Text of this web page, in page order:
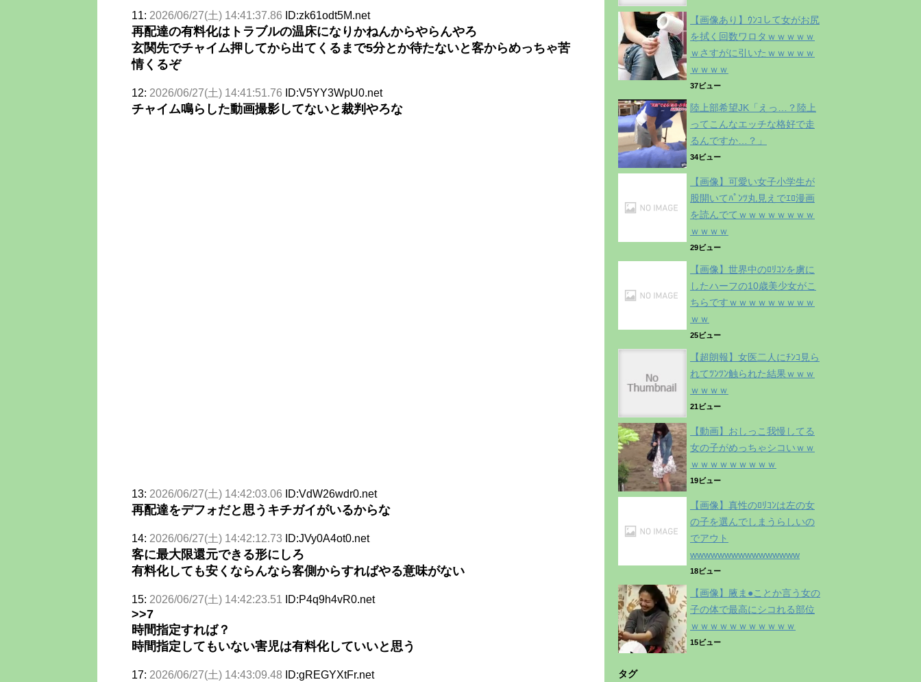
11: 2026/06/27(土) 14:41:37.86 ID:zk61odt5M.net
再配達の有料化はトラブルの温床になりかねんからやらんやろ
玄関先でチャイム押してから出てくるまで5分とか待たないと客からめっちゃ苦
情くるぞ
12: 2026/06/27(土) 14:41:51.76 ID:V5YY3WpU0.net
チャイム鳴らした動画撮影してないと裁判やろな
13: 2026/06/27(土) 14:42:03.06 ID:VdW26wdr0.net
再配達をデフォだと思うキチガイがいるからな
14: 2026/06/27(土) 14:42:12.73 ID:JVy0A4ot0.net
客に最大限還元できる形にしろ
有料化しても安くならんなら客側からすればやる意味がない
15: 2026/06/27(土) 14:42:23.51 ID:P4q9h4vR0.net
>>7
時間指定すれば？
時間指定してもいない害児は有料化していいと思う
17: 2026/06/27(土) 14:43:09.48 ID:gREGYXtFr.net
【画像あり】ｳﾝｺして女がお尻
を拭く回数ワロタｗｗｗｗｗ
ｗさすがに引いたｗｗｗｗｗ
ｗｗｗｗ
37ビュー
陸上部希望JK「えっ…？陸上
ってこんなエッチな格好で走
るんですか…？」
34ビュー
【画像】可愛い女子小学生が
股開いてﾊﾟﾝﾂ丸見えでｴﾛ漫画
を読んでてｗｗｗｗｗｗｗｗ
ｗｗｗｗ
29ビュー
【画像】世界中のﾛﾘｺﾝを虜に
したハーフの10歳美少女がこ
ちらですｗｗｗｗｗｗｗｗｗ
ｗｗ
25ビュー
【超朗報】女医二人にﾁﾝｺ見ら
れてﾂﾝﾂﾝ触られた結果ｗｗｗ
ｗｗｗｗ
21ビュー
【動画】おしっこ我慢してる
女の子がめっちゃシコいｗｗ
ｗｗｗｗｗｗｗｗｗ
19ビュー
【画像】真性のﾛﾘｺﾝは左の女
の子を選んでしまうらしいの
でアウト
wwwwwwwwwwwwwwww
18ビュー
【画像】腋ま●ことか言う女の
子の体で最高にシコれる部位
ｗｗｗｗｗｗｗｗｗｗｗ
15ビュー
タグ